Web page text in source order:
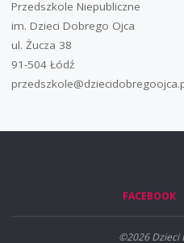
Przedszkole Niepubliczne
im. Dzieci Dobrego Ojca
ul. Żucza 38
91-504 Łódź
FACEBOOK
©2026 Dzieci